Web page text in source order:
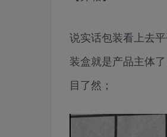
说实话包装看上去
装盒就是产品主体
目了然；